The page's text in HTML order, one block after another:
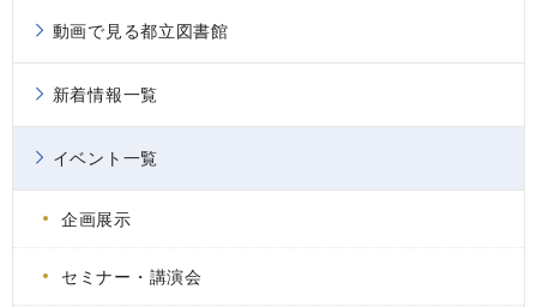
動画で見る都立図書館
新着情報一覧
イベント一覧
企画展示
セミナー・講演会